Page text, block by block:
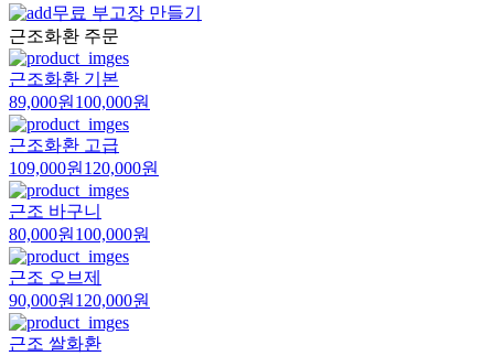
무료 부고장 만들기
근조화환 주문
근조화환 기본
89,000원 100,000원
근조화환 고급
109,000원 120,000원
근조 바구니
80,000원 100,000원
근조 오브제
90,000원 120,000원
근조 쌀화환